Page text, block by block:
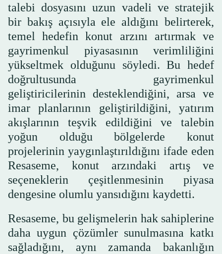
talebi dosyasını uzun vadeli ve stratejik
bir bakış açısıyla ele aldığını belirterek,
temel hedefin konut arzını artırmak ve
gayrimenkul piyasasının verimliliğini
yükseltmek olduğunu söyledi. Bu hedef
doğrultusunda gayrimenkul
geliştiricilerinin desteklendiğini, arsa ve
imar planlarının geliştirildiğini, yatırım
akışlarının teşvik edildiğini ve talebin
yoğun olduğu bölgelerde konut
projelerinin yaygınlaştırıldığını ifade eden
Resaseme, konut arzındaki artış ve
seçeneklerin çeşitlenmesinin piyasa
dengesine olumlu yansıdığını kaydetti.
Resaseme, bu gelişmelerin hak sahiplerine
daha uygun çözümler sunulmasına katkı
sağladığını, aynı zamanda bakanlığın